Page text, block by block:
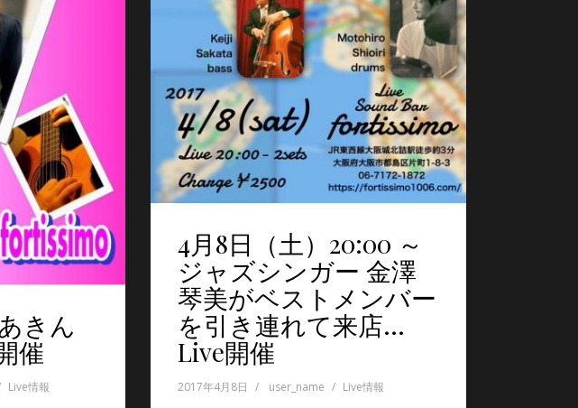
きん
催
Live情報
4月8日（土）20:00 ～
ジャズシンガー 金澤
琴美がベストメンバー
を引き連れて来店…
Live開催
2017年4月8日 user_name Live情報